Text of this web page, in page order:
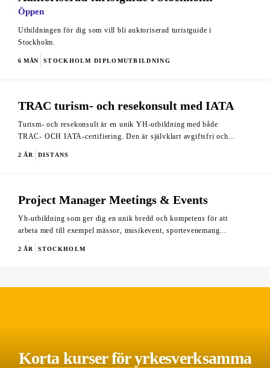
Öppen
Utbildningen för dig som vill bli auktoriserad turistguide i
Stockholm.
6 MÅN STOCKHOLM DIPLOMUTBILDNING
TRAC turism- och resekonsult med IATA
Turism- och resekonsult är en unik YH-utbildning med både
TRAC- OCH IATA-certifiering. Den är självklart avgiftsfri och...
2 ÅR DISTANS
Project Manager Meetings & Events
Yh-utbildning som ger dig en unik bredd och kompetens för att
arbeta med till exempel mässor, musikevent, sportevenemang...
2 ÅR STOCKHOLM
Korta kurser för yrkesverksamma